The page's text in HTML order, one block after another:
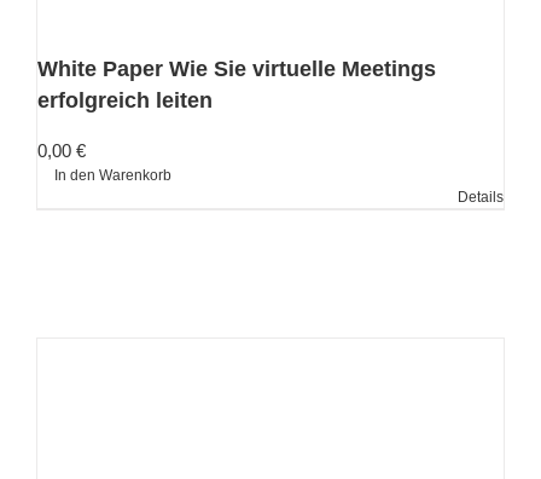
White Paper Wie Sie virtuelle Meetings
erfolgreich leiten
0,00 €
In den Warenkorb
Details